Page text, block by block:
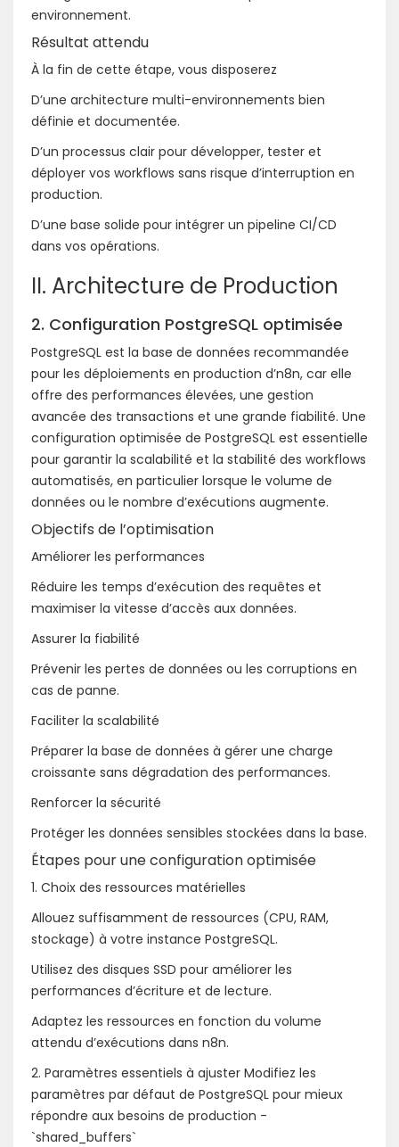
environnement.
Résultat attendu
À la fin de cette étape, vous disposerez
D’une architecture multi-environnements bien
définie et documentée.
D’un processus clair pour développer, tester et
déployer vos workflows sans risque d’interruption en
production.
D’une base solide pour intégrer un pipeline CI/CD
dans vos opérations.
II. Architecture de Production
2. Configuration PostgreSQL optimisée
PostgreSQL est la base de données recommandée
pour les déploiements en production d’n8n, car elle
offre des performances élevées, une gestion
avancée des transactions et une grande fiabilité. Une
configuration optimisée de PostgreSQL est essentielle
pour garantir la scalabilité et la stabilité des workflows
automatisés, en particulier lorsque le volume de
données ou le nombre d’exécutions augmente.
Objectifs de l’optimisation
Améliorer les performances
Réduire les temps d’exécution des requêtes et
maximiser la vitesse d’accès aux données.
Assurer la fiabilité
Prévenir les pertes de données ou les corruptions en
cas de panne.
Faciliter la scalabilité
Préparer la base de données à gérer une charge
croissante sans dégradation des performances.
Renforcer la sécurité
Protéger les données sensibles stockées dans la base.
Étapes pour une configuration optimisée
1. Choix des ressources matérielles
Allouez suffisamment de ressources (CPU, RAM,
stockage) à votre instance PostgreSQL.
Utilisez des disques SSD pour améliorer les
performances d’écriture et de lecture.
Adaptez les ressources en fonction du volume
attendu d’exécutions dans n8n.
2. Paramètres essentiels à ajuster Modifiez les
paramètres par défaut de PostgreSQL pour mieux
répondre aux besoins de production -
`shared_buffers`